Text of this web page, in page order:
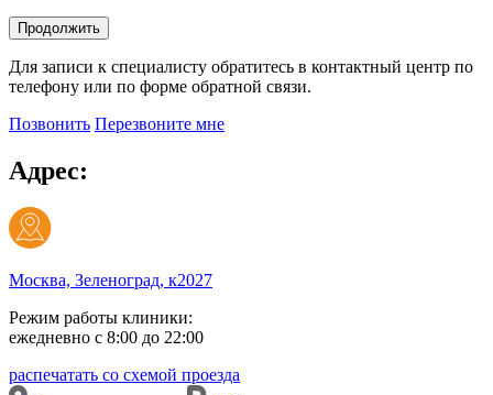
Продолжить
Для записи к специалисту обратитесь в контактный центр по
телефону или по форме обратной связи.
Позвонить Перезвоните мне
Адрес:
Москва, Зеленоград, к2027
Режим работы клиники:
ежедневно с 8:00 до 22:00
распечатать со схемой проезда